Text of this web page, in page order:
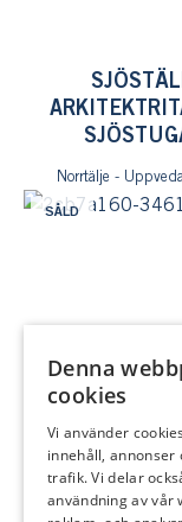
Norrtälje - Uppveda
SÅLD
Denna
cookies
Vi använder
innehåll,
trafik. Vi delar
användning av vår